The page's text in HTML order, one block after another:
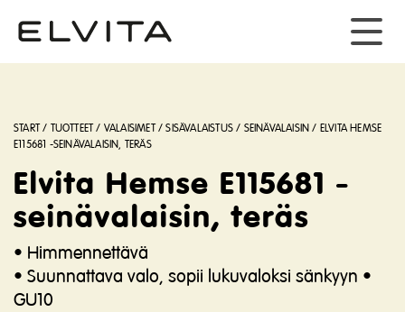
START/ TUOTTEET/ VALAISIMET/SISÄVALAISTUS / SEINÄVALAISIN / ELVITA HEMSE
E115681 -SEINÄVALAISIN, TERÄS
Elvita Hemse E115681 -
seinävalaisin, teräs
• Himmennettävä
• Suunnattava valo, sopii lukuvaloksi sänkyyn •
GU10